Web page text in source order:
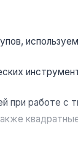
при работе